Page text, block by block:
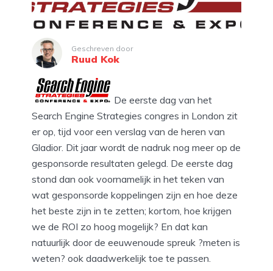
Geschreven door
Ruud Kok
De eerste dag van het
Search Engine Strategies congres in London zit
er op, tijd voor een verslag van de heren van
Gladior. Dit jaar wordt de nadruk nog meer op de
gesponsorde resultaten gelegd. De eerste dag
stond dan ook voornamelijk in het teken van
wat gesponsorde koppelingen zijn en hoe deze
het beste zijn in te zetten; kortom, hoe krijgen
we de ROI zo hoog mogelijk? En dat kan
natuurlijk door de eeuwenoude spreuk ?meten is
weten? ook daadwerkelijk toe te passen.